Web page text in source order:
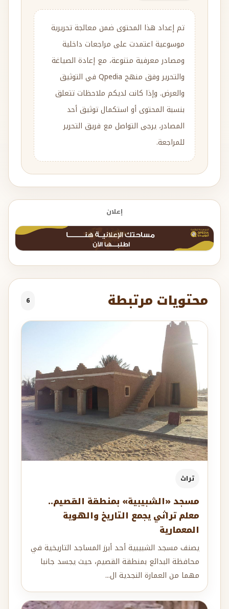
تم إعداد هذا المحتوى ضمن معالجة تحريرية
موسوعية اعتمدت على مراجعات داخلية
ومصادر معرفية متنوعة، مع إعادة الصياغة
والتحرير وفق منهج Qpedia في التوثيق
والعرض. وإذا كانت لديكم ملاحظات تتعلق
بنسبة المحتوى أو استكمال توثيق أحد
المصادر، يرجى التواصل مع فريق التحرير
للمراجعة.
إعلان
محتويات مرتبطة 6
تراث
مسجد «الشبيبية» بمنطقة القصيم..
معلم تراثي يجمع التاريخ والهوية
المعمارية
يصنف مسجد الشبيبية أحد أبرز المساجد التاريخية في
محافظة البدائع بمنطقة القصيم، حيث يجسد جانبا
مهما من العمارة النجدية ال...